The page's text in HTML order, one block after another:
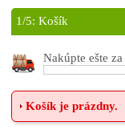
1/5: Košík
Nakúpte ešte za
Košík je prázdny.